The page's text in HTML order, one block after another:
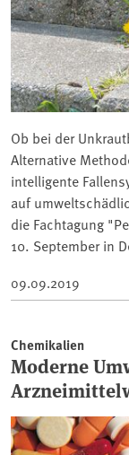
Ob bei der
Alternative
intelligente
auf
die Fachtagung
10. September in
09.09.2019
Chemikalien
Moderne